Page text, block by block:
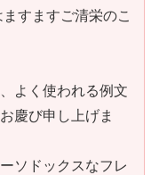
すますご清栄のこ
よく使われる例文
慶び申し上げま
ソドックスなフレ